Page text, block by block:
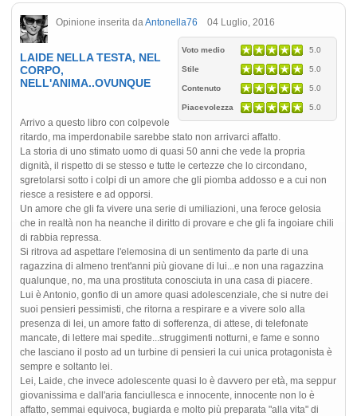
Opinione inserita da Antonella76 04 Luglio, 2016
Voto medio 5.0
Stile 5.0
Contenuto 5.0
Piacevolezza 5.0
LAIDE NELLA TESTA, NEL
CORPO,
NELL'ANIMA..OVUNQUE
Arrivo a questo libro con colpevole
ritardo, ma imperdonabile sarebbe stato non arrivarci affatto.
La storia di uno stimato uomo di quasi 50 anni che vede la propria
dignità, il rispetto di se stesso e tutte le certezze che lo circondano,
sgretolarsi sotto i colpi di un amore che gli piomba addosso e a cui non
riesce a resistere e ad opporsi.
Un amore che gli fa vivere una serie di umiliazioni, una feroce gelosia
che in realtà non ha neanche il diritto di provare e che gli fa ingoiare chili
di rabbia repressa.
Si ritrova ad aspettare l'elemosina di un sentimento da parte di una
ragazzina di almeno trent'anni più giovane di lui...e non una ragazzina
qualunque, no, ma una prostituta conosciuta in una casa di piacere.
Lui è Antonio, gonfio di un amore quasi adolescenziale, che si nutre dei
suoi pensieri pessimisti, che ritorna a respirare e a vivere solo alla
presenza di lei, un amore fatto di sofferenza, di attese, di telefonate
mancate, di lettere mai spedite...struggimenti notturni, e fame e sonno
che lasciano il posto ad un turbine di pensieri la cui unica protagonista è
sempre e soltanto lei.
Lei, Laide, che invece adolescente quasi lo è davvero per età, ma seppur
giovanissima e dall'aria fanciullesca e innocente, innocente non lo è
affatto, semmai equivoca, bugiarda e molto più preparata "alla vita" di